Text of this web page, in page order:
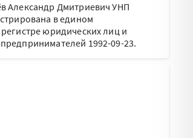
Александр Дмитриевич УНП
в едином
юридических лиц и
1992-09-23.